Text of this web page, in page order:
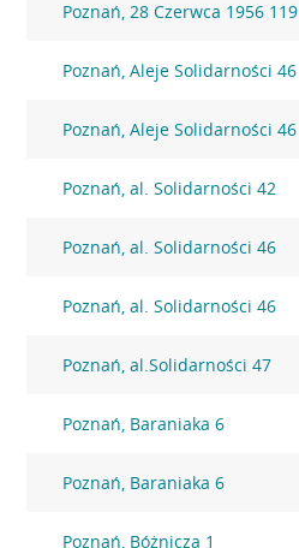
Poznań, 28 Czerwca 1956 119
Poznań, Aleje Solidarności 46
Poznań, Aleje Solidarności 46
Poznań, al. Solidarności 42
Poznań, al. Solidarności 46
Poznań, al. Solidarności 46
Poznań, al.Solidarności 47
Poznań, Baraniaka 6
Poznań, Baraniaka 6
Poznań, Bóżnicza 1